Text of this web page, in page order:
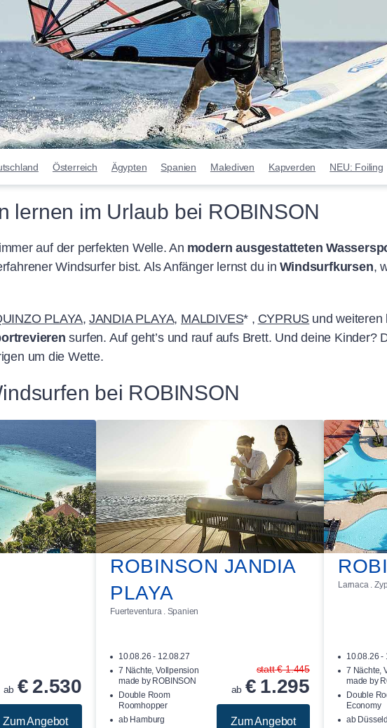
Österreich Ägypten Spanien Malediven Kapverden NEU: Foiling
lernen im Urlaub bei ROBINSON
auf der perfekten Welle. An modern ausgestatteten
Windsurfer bist. Als Anfänger lernst du in Windsurfkursen,
PLAYA, JANDIA PLAYA, MALDIVES* , CYPRUS und weiteren
surfen. Auf geht’s und rauf aufs Brett. Und deine Kinder?
um die Wette.
bei ROBINSON
ab € 2.530
Zum Angebot
ROBINSON JANDIA
PLAYA
Fuerteventura . Spanien
10.08.26 - 12.08.27
7 Nächte, Vollpension
made by ROBINSON
Double Room
Roomhopper
ab Hamburg
statt € 1.445
ab € 1.295
Zum Angebot
Larnaca .
10.08.26 -
7 Nächte,
made by
Double
Economy
ab